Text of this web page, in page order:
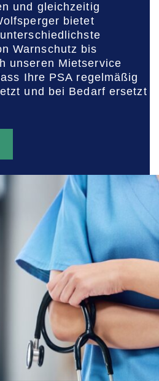
und gleichzeitig
bietet
Warnschutz bis
unseren Mietservice
Ihre PSA regelmäßig
und bei Bedarf ersetzt